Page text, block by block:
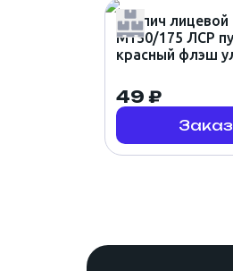
Кирпич лицевой
М150/175 ЛСР
красный флэш
49 ₽